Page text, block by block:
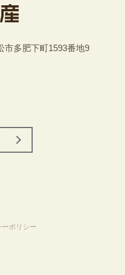
多肥下町1593番地9
ポリシー